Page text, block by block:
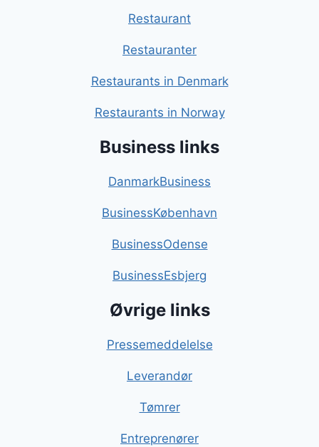
Restaurant
Restauranter
Restaurants in Denmark
Restaurants in Norway
Business links
DanmarkBusiness
BusinessKøbenhavn
BusinessOdense
BusinessEsbjerg
Øvrige links
Pressemeddelelse
Leverandør
Tømrer
Entreprenører